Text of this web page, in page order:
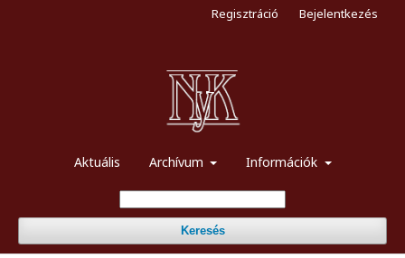
Aktuális Archívum Információk
Keresés
Regisztráció Bejelentkezés